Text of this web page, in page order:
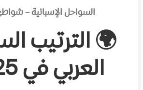
السواحل الإسبانية –
🌍 الترتيب
العربي في 2025